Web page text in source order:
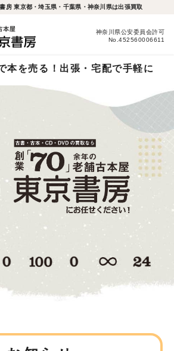
房 東京都・埼玉県・千葉県・神奈川県は出張買取
神奈川県公安委員会許可
No.452560006611
本を売る！出張・宅配で手軽に